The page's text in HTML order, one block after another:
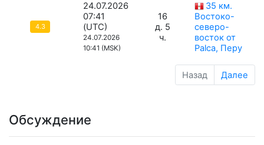
4.3
24.07.2026
07:41
(UTC)
24.07.2026
10:41 (MSK)
16
д. 5
ч.
35 км.
Востоко-
северо-
восток от
Palca, Перу
Назад Далее
Обсуждение